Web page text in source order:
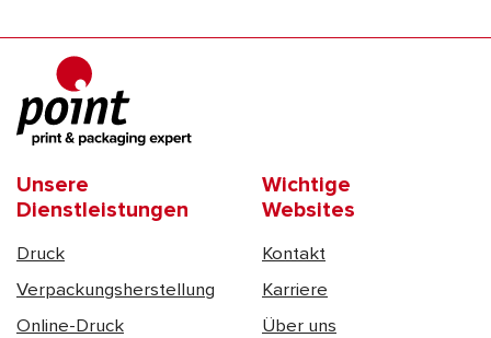
Unsere
Dienstleistungen
Druck
Verpackungsherstellung
Online-Druck
Wichtige
Websites
Kontakt
Karriere
Über uns